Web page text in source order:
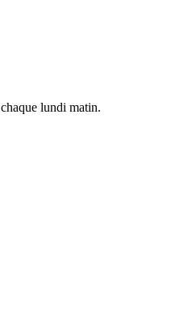
chaque lundi matin.